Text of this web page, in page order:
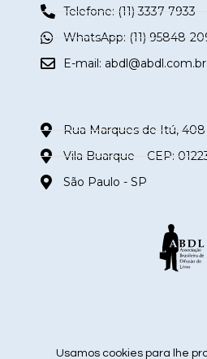
Telefone: (11) 3337-7933
WhatsApp: (11) 95848-
E-mail: abdl@abdl.com.br
Rua Marques de Itú, 408
Vila Buarque – CEP:
São Paulo - SP
siga nas
Usamos cookies para lhe